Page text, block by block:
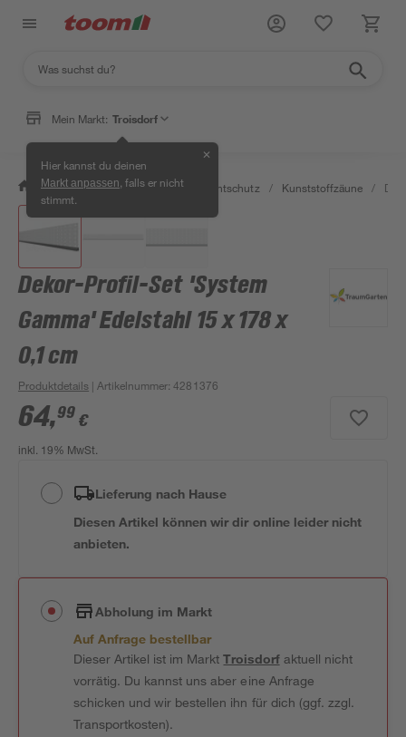
Mein Markt: Troisdorf
Hier kannst du deinen
Markt anpassen , falls er nicht
stimmt.
✕
/ Garten & Freizeit / Zäune & Sichtschutz / Kunststoffzäune /
Dekor-Profil-Set 'System
Gamma' Edelstahl 15 x 178 x
0,1 cm
Produktdetails | Artikelnummer:4281376
64,99 €
inkl. 19% MwSt.
Lieferung nach Hause
Diesen Artikel können wir dir online leider nicht
anbieten.
Abholung im Markt
Auf Anfrage bestellbar
Dieser Artikel ist im MarktTroisdorfaktuell nicht
vorrätig. Du kannst uns aber eine Anfrage
schicken und wir bestellen ihn für dich (ggf. zzgl.
Transportkosten).